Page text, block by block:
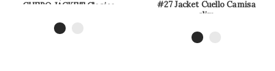
CUERO JACKET Clasica
#27 Jacket Cuello Camisa
slim